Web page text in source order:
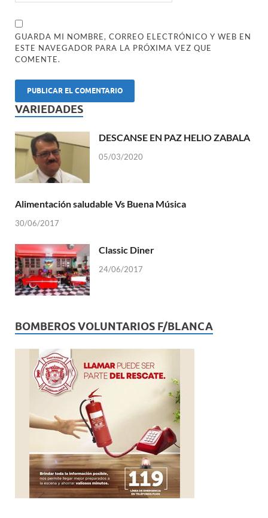
GUARDA MI NOMBRE, CORREO ELECTRÓNICO Y WEB EN
ESTE NAVEGADOR PARA LA PRÓXIMA VEZ QUE
COMENTE.
VARIEDADES
DESCANSE EN PAZ HELIO ZABALA
05/03/2020
Alimentación saludable Vs Buena Música
30/06/2017
Classic Diner
24/06/2017
BOMBEROS VOLUNTARIOS F/BLANCA